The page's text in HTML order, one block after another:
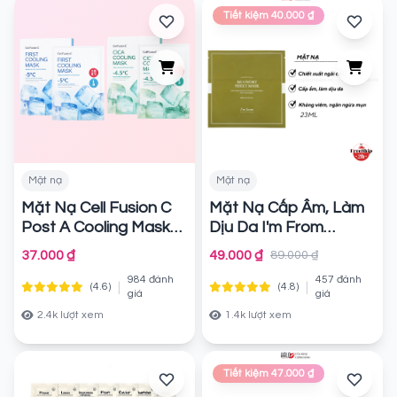
Mặt nạ
Mặt Nạ Cell Fusion C
Post A Cooling Mask
27g
37.000 ₫
(4.6)
984 đánh
giá
2.4k lượt xem
Tiết kiệm 40.000 ₫
Mặt nạ
Mặt Nạ Cấp Ẩm, Làm
Dịu Da I'm From
Mugwort Sheet Mask
49.000 ₫ 89.000 ₫
(4.8)
457 đánh
giá
1.4k lượt xem
Tiết kiệm 47.000 ₫